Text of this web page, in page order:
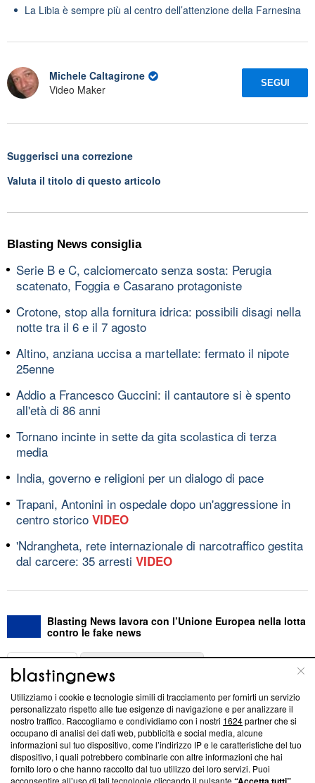
La Libia è sempre più al centro dell’attenzione della Farnesina
Michele Caltagirone
Video Maker
SEGUI
Suggerisci una correzione
Valuta il titolo di questo articolo
Blasting News consiglia
Serie B e C, calciomercato senza sosta: Perugia
scatenato, Foggia e Casarano protagoniste
Crotone, stop alla fornitura idrica: possibili disagi nella
notte tra il 6 e il 7 agosto
Altino, anziana uccisa a martellate: fermato il nipote
25enne
Addio a Francesco Guccini: il cantautore si è spento
all'età di 86 anni
Tornano incinte in sette da gita scolastica di terza
media
India, governo e religioni per un dialogo di pace
Trapani, Antonini in ospedale dopo un'aggressione in
centro storico VIDEO
'Ndrangheta, rete internazionale di narcotraffico gestita
dal carcere: 35 arresti VIDEO
Blasting News lavora con l’Unione Europea nella lotta
contro le fake news
ABOUT
Questa sezione offre informazioni trasparenti su Blasting
News, sui nostri processi editoriali e su come ci impegniamo a
creare news di qualità. Inoltre, afferma la nostra aderenza a
‘Trust Project - News with Integrity’Blasting News non è
ancora membro del programma, ma ha richiesto di farne
parte; Trust Project non ha ancora effettuato una verifica di
Utilizziamo i cookie e tecnologie simili di tracciamento per fornirti un servizio
personalizzato rispetto alle tue esigenze di navigazione e per analizzare il
nostro traffico. Raccogliamo e condividiamo con i nostri 1624partner che si
occupano di analisi dei dati web, pubblicità e social media, alcune
informazioni sul tuo dispositivo, come l’indirizzo IP e le caratteristiche del tuo
dispositivo, i quali potrebbero combinarle con altre informazioni che hai
fornito loro o che hanno raccolto dal tuo utilizzo dei loro servizi. Puoi
acconsentire all’uso di tali tecnologie cliccando il pulsante